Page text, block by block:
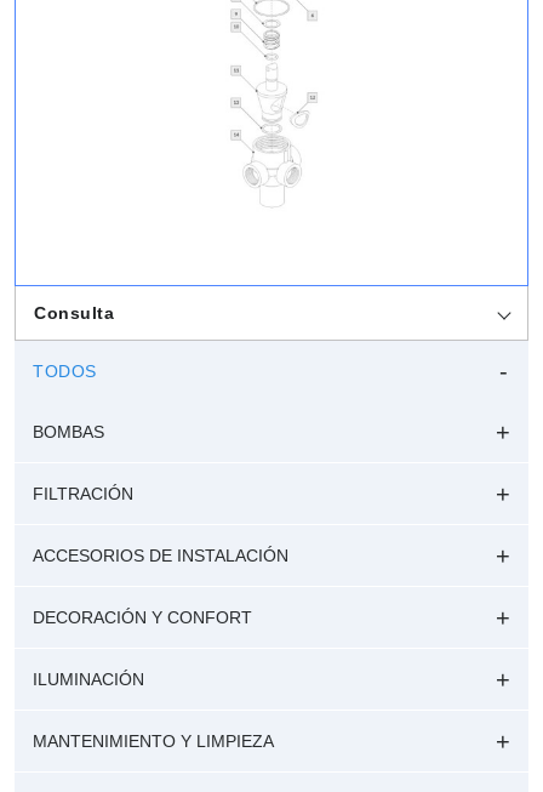
Consulta
TODOS
BOMBAS
FILTRACIÓN
ACCESORIOS DE INSTALACIÓN
DECORACIÓN Y CONFORT
ILUMINACIÓN
MANTENIMIENTO Y LIMPIEZA